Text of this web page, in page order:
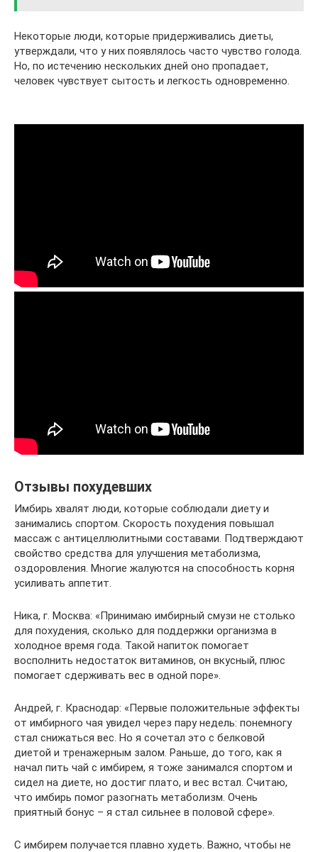
Некоторые люди, которые придерживались диеты,
утверждали, что у них появлялось часто чувство голода.
Но, по истечению нескольких дней оно пропадает,
человек чувствует сытость и легкость одновременно.
Отзывы похудевших
Имбирь хвалят люди, которые соблюдали диету и
занимались спортом. Скорость похудения повышал
массаж с антицеллюлитными составами. Подтверждают
свойство средства для улучшения метаболизма,
оздоровления. Многие жалуются на способность корня
усиливать аппетит.
Ника, г. Москва: «Принимаю имбирный смузи не столько
для похудения, сколько для поддержки организма в
холодное время года. Такой напиток помогает
восполнить недостаток витаминов, он вкусный, плюс
помогает сдерживать вес в одной поре».
Андрей, г. Краснодар: «Первые положительные эффекты
от имбирного чая увидел через пару недель: понемногу
стал снижаться вес. Но я сочетал это с белковой
диетой и тренажерным залом. Раньше, до того, как я
начал пить чай с имбирем, я тоже занимался спортом и
сидел на диете, но достиг плато, и вес встал. Считаю,
что имбирь помог разогнать метаболизм. Очень
приятный бонус – я стал сильнее в половой сфере».
С имбирем получается плавно худеть. Важно, чтобы не